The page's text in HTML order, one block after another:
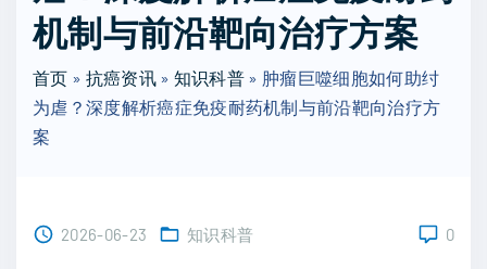
h
f
r
:
机制与前沿靶向治疗方案
首页 » 抗癌资讯» 知识科普 » 肿瘤巨噬细胞如何助纣
为虐？深度解析癌症免疫耐药机制与前沿靶向治疗方
案
2026-06-23 知识科普 0